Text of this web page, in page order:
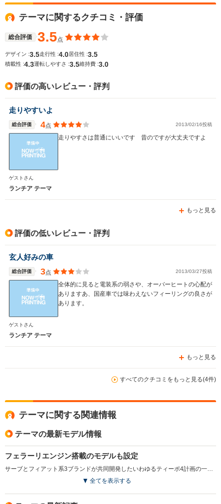
WLTCモード
燃費
排気量
駆動方式
-
2789cc
FR
-
テーマに関するクチコミ・評価
総合評価 3.5点
デザイン :3.5走行性 :4.0 居住性 :3.5
積載性 :4.3運転しやすさ :3.5維持費 :3.0
評価の高いレビュー・評判
走りやすいよ
総合評価 4点 2013/02/16投稿
走りやすさは普通にいいです 昔のですが大丈夫ですよ
ゲストさん
ランチア テーマ
もっと見る
評価の低いレビュー・評判
玄人好みの車
総合評価 3点 2013/03/27投稿
全体的に見ると電装系の弱さや、オーバーヒートの心配が
ありますあ、国産車では味わえないフィーリングの良さが
あります。
ゲストさん
ランチア テーマ
もっと見る
すべてのクチコミをもっと見る(4件)
テーマに関する関連情報
テーマの最新モデル情報
フェラーリエンジン搭載のモデルも設定
全てを表示する